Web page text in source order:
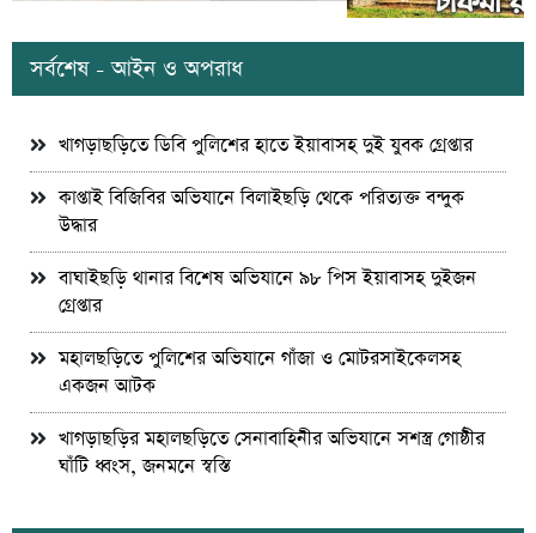
সর্বশেষ - আইন ও অপরাধ
খাগড়াছড়িতে ডিবি পুলিশের হাতে ইয়াবাসহ দুই যুবক গ্রেপ্তার
কাপ্তাই বিজিবির অভিযানে বিলাইছড়ি থেকে পরিত্যক্ত বন্দুক
উদ্ধার
বাঘাইছড়ি থানার বিশেষ অভিযানে ৯৮ পিস ইয়াবাসহ দুইজন
গ্রেপ্তার
মহালছড়িতে পুলিশের অভিযানে গাঁজা ও মোটরসাইকেলসহ
একজন আটক
খাগড়াছড়ির মহালছড়িতে সেনাবাহিনীর অভিযানে সশস্ত্র গোষ্ঠীর
ঘাঁটি ধ্বংস, জনমনে স্বস্তি